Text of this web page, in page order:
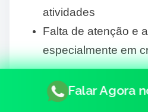
atividades
Falta de atenção e
especialmente em
Quase sempre,
há redução visível nos
Falar Agora